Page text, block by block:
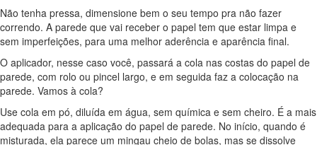
Não tenha pressa, dimensione bem o seu tempo pra não fazer
correndo. A parede que vai receber o papel tem que estar limpa e
sem imperfeições, para uma melhor aderência e aparência final.
O aplicador, nesse caso você, passará a cola nas costas do papel de
parede, com rolo ou pincel largo, e em seguida faz a colocação na
parede. Vamos à cola?
Use cola em pó, diluída em água, sem química e sem cheiro. É a mais
adequada para a aplicação do papel de parede. No início, quando é
misturada, ela parece um mingau cheio de bolas, mas se dissolve